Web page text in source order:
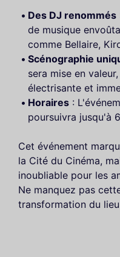
Des DJ renommés
de musique
comme Bellaire,
Scénographie
sera mise en
électrisante et
Horaires :
poursuivra jusqu'à
Cet événement
la Cité du Cinéma,
inoubliable pour les
Ne manquez pas
transformation du